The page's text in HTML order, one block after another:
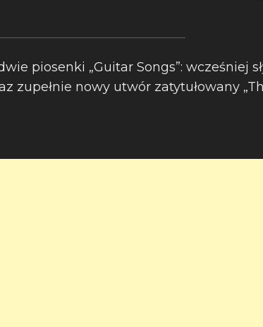
piosenki „Guitar Songs”: wcześniej
zupełnie nowy utwór zatytułowany